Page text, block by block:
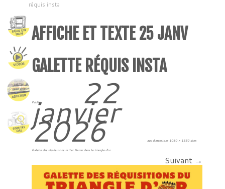
réquis insta
AFFICHE ET TEXTE 25 JANV
GALETTE RÉQUIS INSTA
Publié 22
janvier
2026 aux dimensions 1080 × 1350 dans
Galette des réquisitions le 1er février dans le triangle d’or.
Suivant →